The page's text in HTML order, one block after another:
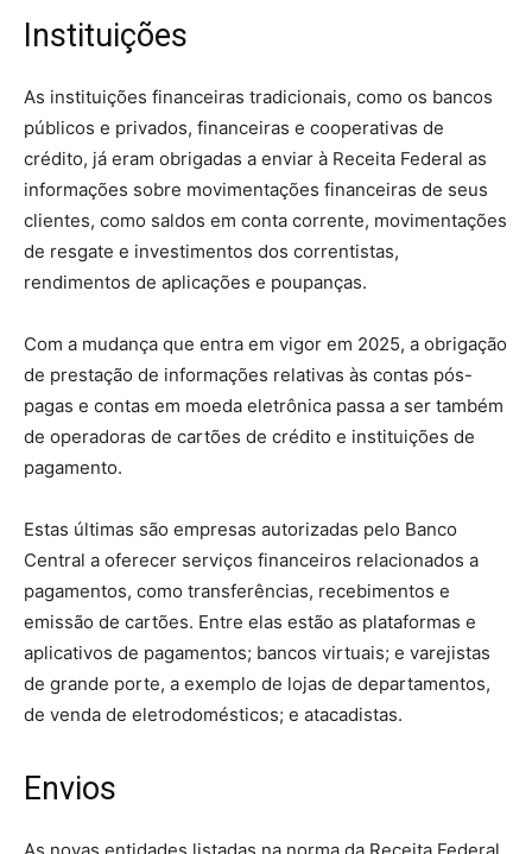
Instituições
As instituições financeiras tradicionais, como os bancos
públicos e privados, financeiras e cooperativas de
crédito, já eram obrigadas a enviar à Receita Federal as
informações sobre movimentações financeiras de seus
clientes, como saldos em conta corrente, movimentações
de resgate e investimentos dos correntistas,
rendimentos de aplicações e poupanças.
Com a mudança que entra em vigor em 2025, a obrigação
de prestação de informações relativas às contas pós-
pagas e contas em moeda eletrônica passa a ser também
de operadoras de cartões de crédito e instituições de
pagamento.
Estas últimas são empresas autorizadas pelo Banco
Central a oferecer serviços financeiros relacionados a
pagamentos, como transferências, recebimentos e
emissão de cartões. Entre elas estão as plataformas e
aplicativos de pagamentos; bancos virtuais; e varejistas
de grande porte, a exemplo de lojas de departamentos,
de venda de eletrodomésticos; e atacadistas.
Envios